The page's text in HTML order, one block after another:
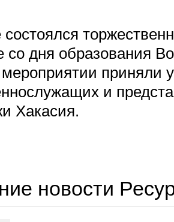
состоялся
со дня образования
приняли
и
Хакасия.
новости